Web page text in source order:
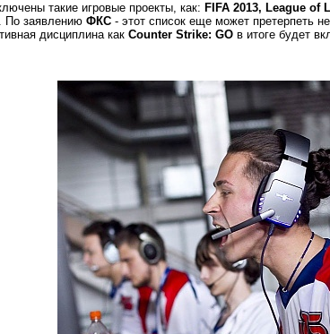
такие игровые проекты, как: FIFA 2013, League of
По заявлениюФКС - этот список еще может претерпеть
дисциплина какCounter Strike: GO в итоге будет